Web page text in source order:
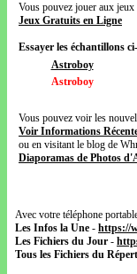
Vous pouvez jouer aux
Jeux Gratuits en Ligne
Essayer les échantillons
Astroboy
Astroboy
Vous pouvez voir les
Voir Informations
ou en visitant le blog de
Diaporamas de Photos
Avec votre téléphone
Les Infos la Une - https://
Les Fichiers du Jour -
Tous les Fichiers du